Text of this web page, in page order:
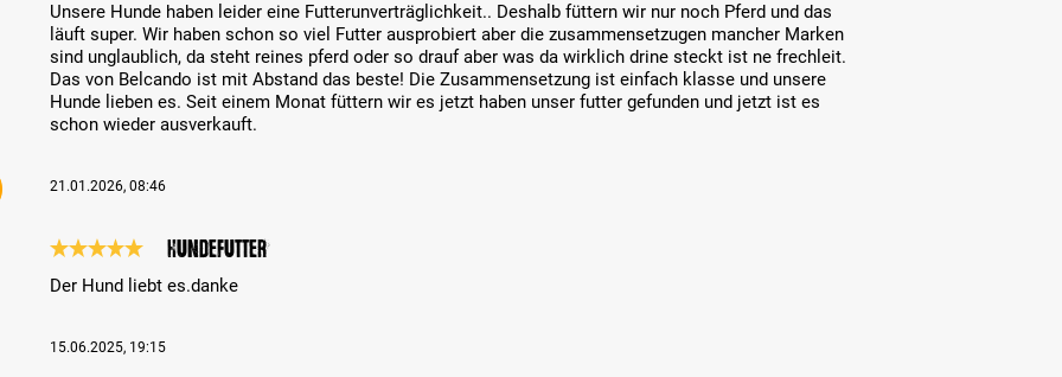
Unsere Hunde haben leider eine Futterunverträglichkeit.. Deshalb füttern wir nur noch Pferd und das
läuft super. Wir haben schon so viel Futter ausprobiert aber die zusammensetzugen mancher Marken
sind unglaublich, da steht reines pferd oder so drauf aber was da wirklich drine steckt ist ne frechleit.
Das von Belcando ist mit Abstand das beste! Die Zusammensetzung ist einfach klasse und unsere
Hunde lieben es. Seit einem Monat füttern wir es jetzt haben unser futter gefunden und jetzt ist es
schon wieder ausverkauft.
21.01.2026, 08:46
Hundefutter
Der Hund liebt es.danke
15.06.2025, 19:15